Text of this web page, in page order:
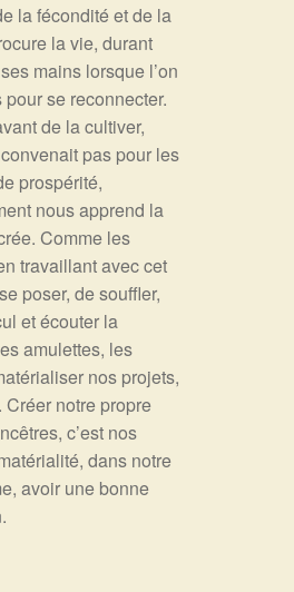
la fécondité et de la
la vie, durant
mains lorsque l’on
se reconnecter.
de la cultiver,
pas pour les
prospérité,
nous apprend la
Comme les
travaillant avec cet
poser, de souffler,
et écouter la
amulettes, les
nos projets,
notre propre
c’est nos
dans notre
avoir une bonne